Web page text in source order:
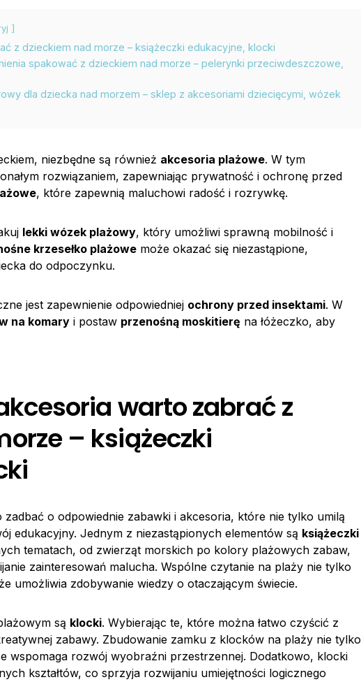
z dzieckiem nad morze – książeczki edukacyjne, klocki
spakować z dzieckiem nad morze – pelerynki przeciwdeszczowe,
dla dziecka nad morzem – sklep z akcesoriami dziecięcymi, wózek
niezbędne są również akcesoria plażowe. W tym
rozwiązaniem, zapewniając prywatność i ochronę przed
, które zapewnią maluchowi radość i rozrywkę.
lekki wózek plażowy, który umożliwi sprawną mobilność i
krzesełko plażowe może okazać się niezastąpione,
do odpoczynku.
jest zapewnienie odpowiedniej ochrony przed insektami. W
na komary i postaw przenośną moskitierę na łóżeczko, aby
warto zabrać z
– książeczki
o odpowiednie zabawki i akcesoria, które nie tylko umilą
edukacyjny. Jednym z niezastąpionych elementów są książeczki
tematach, od zwierząt morskich po kolory plażowych zabaw,
zainteresowań malucha. Wspólne czytanie na plaży nie tylko
umożliwia zdobywanie wiedzy o otaczającym świecie.
są klocki. Wybierając te, które można łatwo czyścić z
zabawy. Zbudowanie zamku z klocków na plaży nie tylko
wspomaga rozwój wyobraźni przestrzennej. Dodatkowo, klocki
kształtów, co sprzyja rozwijaniu umiejętności logicznego